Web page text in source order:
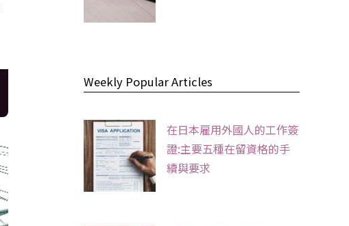
Weekly Popular Articles
在日本雇用外國人的工作簽
證:主要五種在留資格的手
續與要求